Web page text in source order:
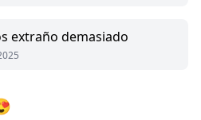
extraño demasiado